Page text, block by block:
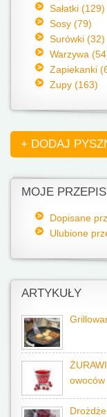
Sałatki (129)
Sosy (79)
Surówki (32)
Warzywa
Zapiekanki
Zupy (163)
+ DODAJ
MOJE
Dopisane
Ulubione
ARTYKUŁY
owoców